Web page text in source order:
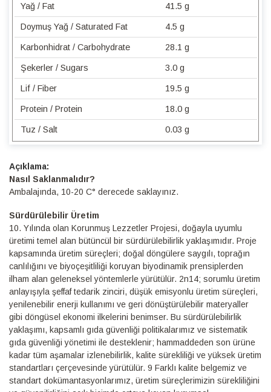
Yağ / Fat 41.5 g
Doymuş Yağ / Saturated Fat 4.5 g
Karbonhidrat / Carbohydrate 28.1 g
Şekerler / Sugars 3.0 g
Lif / Fiber 19.5 g
Protein / Protein 18.0 g
Tuz / Salt 0.03 g
Detaylı
Bilgi
Nasıl Saklanmalıdır?
Ambalajında, 10-20 C° derecede saklayınız.
Sürdürülebilir Üretim
10.⁠ ⁠Yılında olan Korunmuş Lezzetler Projesi, doğayla uyumlu
üretimi temel alan bütüncül bir sürdürülebilirlik yaklaşımıdır. Proje
kapsamında üretim süreçleri; doğal döngülere saygılı, toprağın
canlılığını ve biyoçeşitliliği koruyan biyodinamik prensiplerden
ilham alan geleneksel yöntemlerle yürütülür. 2n14; sorumlu üretim
anlayışıyla şeffaf tedarik zinciri, düşük emisyonlu üretim süreçleri,
yenilenebilir enerji kullanımı ve geri dönüştürülebilir materyaller
gibi döngüsel ekonomi ilkelerini benimser. Bu sürdürülebilirlik
yaklaşımı, kapsamlı gıda güvenliği politikalarımız ve sistematik
gıda güvenliği yönetimi ile desteklenir; hammaddeden son ürüne
kadar tüm aşamalar izlenebilirlik, kalite sürekliliği ve yüksek üretim
standartları çerçevesinde yürütülür. 9 Farklı kalite belgemiz ve
standart dokümantasyonlarımız, üretim süreçlerimizin sürekliliğini